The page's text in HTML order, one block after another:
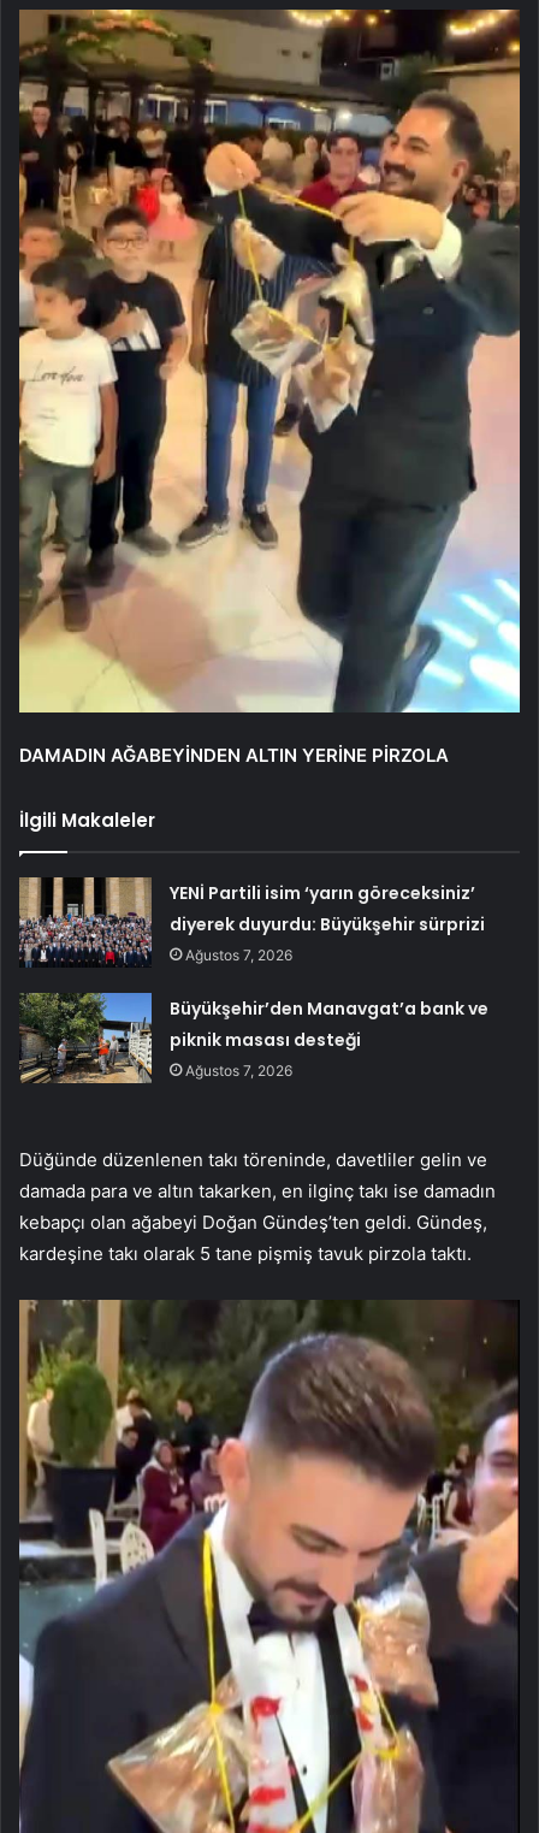
DAMADIN AĞABEYİNDEN ALTIN YERİNE PİRZOLA
İlgili Makaleler
YENİ Partili isim ‘yarın göreceksiniz’
diyerek duyurdu: Büyükşehir sürprizi
Ağustos 7, 2026
Büyükşehir’den Manavgat’a bank ve
piknik masası desteği
Ağustos 7, 2026
Düğünde düzenlenen takı töreninde, davetliler gelin ve
damada para ve altın takarken, en ilginç takı ise damadın
kebapçı olan ağabeyi Doğan Gündeş’ten geldi. Gündeş,
kardeşine takı olarak 5 tane pişmiş tavuk pirzola taktı.